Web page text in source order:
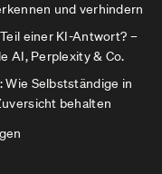
und verhindern
einer KI-Antwort? –
AI, Perplexity & Co.
Selbstständige in
behalten